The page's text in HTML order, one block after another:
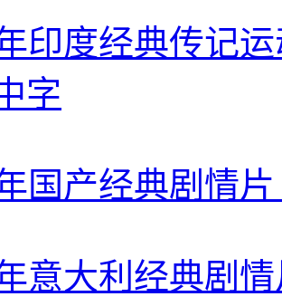
印度经典传记
字
国产经典剧情
意大利经典剧